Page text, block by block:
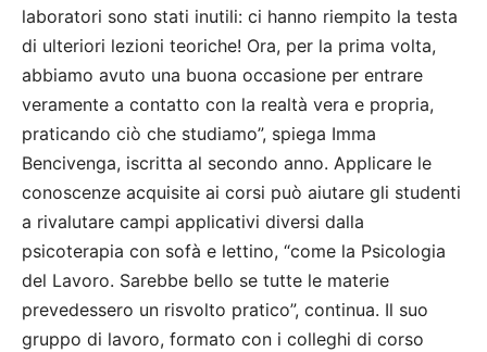
laboratori sono stati inutili: ci hanno riempito la testa
di ulteriori lezioni teoriche! Ora, per la prima volta,
abbiamo avuto una buona occasione per entrare
veramente a contatto con la realtà vera e propria,
praticando ciò che studiamo”, spiega Imma
Bencivenga, iscritta al secondo anno. Applicare le
conoscenze acquisite ai corsi può aiutare gli studenti
a rivalutare campi applicativi diversi dalla
psicoterapia con sofà e lettino, “come la Psicologia
del Lavoro. Sarebbe bello se tutte le materie
prevedessero un risvolto pratico”, continua. Il suo
gruppo di lavoro, formato con i colleghi di corso